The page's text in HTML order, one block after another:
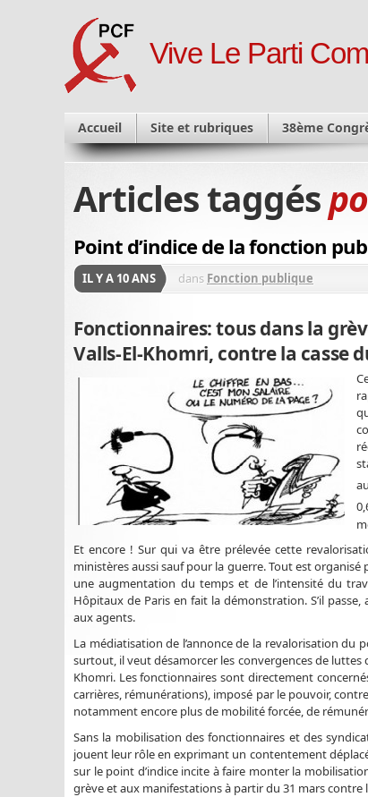
Vive Le Parti
Accueil Site et rubriques 38ème
Articles taggés
Point d’indice de la fonction
IL Y A 10 ANS dans Fonction publique
Fonctionnaires: tous dans la
Valls-El-Khomri, contre la casse
Et encore ! Sur qui va être prélevée cette
ministères aussi sauf pour la guerre. Tout est
une augmentation du temps et de l’intensité du
Hôpitaux de Paris en fait la démonstration. S’il
aux agents.
La médiatisation de l’annonce de la revalorisation du
surtout, il veut désamorcer les convergences de luttes
Khomri. Les fonctionnaires sont directement
carrières, rémunérations), imposé par le pouvoir,
notamment encore plus de mobilité forcée, de
Sans la mobilisation des fonctionnaires et des
jouent leur rôle en exprimant un contentement
sur le point d’indice incite à faire monter la
grève et aux manifestations à partir du 31 mars contre